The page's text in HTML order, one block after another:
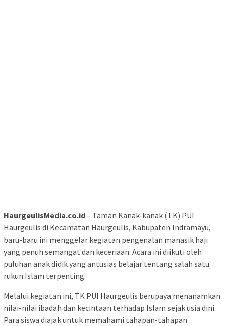
HaurgeulisMedia.co.id– Taman Kanak-kanak (TK) PUI
Haurgeulis di Kecamatan Haurgeulis, Kabupaten Indramayu,
baru-baru ini menggelar kegiatan pengenalan manasik haji
yang penuh semangat dan keceriaan. Acara ini diikuti oleh
puluhan anak didik yang antusias belajar tentang salah satu
rukun Islam terpenting.
Melalui kegiatan ini, TK PUI Haurgeulis berupaya menanamkan
nilai-nilai ibadah dan kecintaan terhadap Islam sejak usia dini.
Para siswa diajak untuk memahami tahapan-tahapan